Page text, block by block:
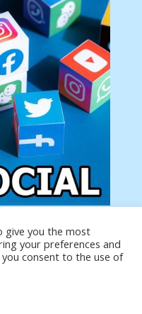
con un link de tu
give you the most
your preferences and
you consent to the use of
?